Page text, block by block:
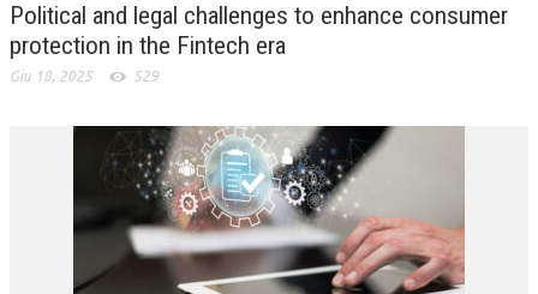
DIRITTO PENALE D’IMPRESA
DIRITTO DEL LAVORO
DIRITTO DEL WEB
DIRITTO DELLE IMPRESE IN CRISI
CRIMINOLOGIA E CRIMINALISTICA
SICUREZZA SUL LAVORO
Political and legal challenges to enhance consumer
protection in the Fintech era
Giu 18, 2025 529